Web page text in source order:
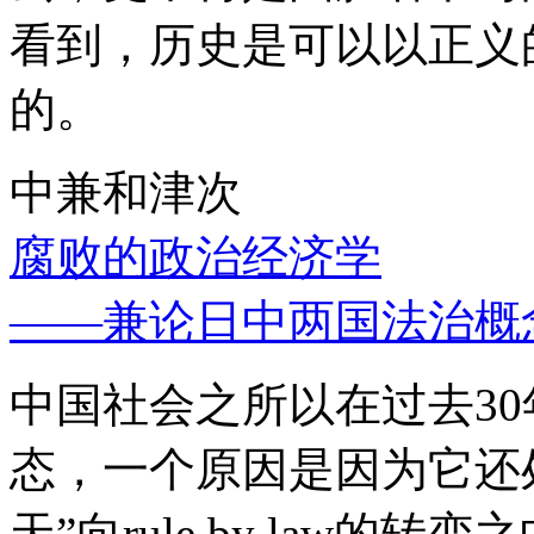
看到，历史是可以以正
的。
中兼和津次
腐败的政治经济学
——兼论日中两国法治概
中国社会之所以在过去
态，一个原因是因为它